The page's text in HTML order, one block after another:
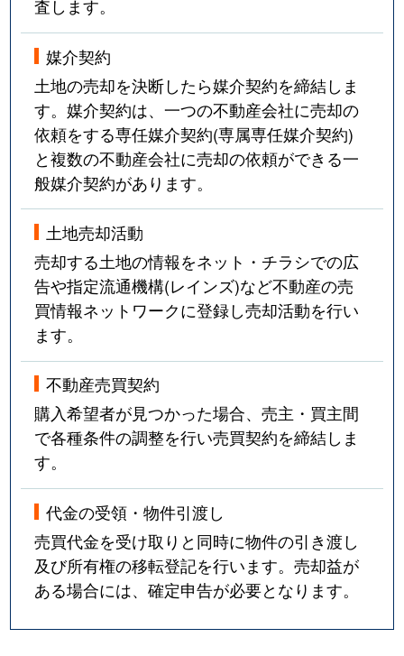
査します。
媒介契約
土地の売却を決断したら媒介契約を締結しま
す。媒介契約は、一つの不動産会社に売却の
依頼をする専任媒介契約(専属専任媒介契約)
と複数の不動産会社に売却の依頼ができる一
般媒介契約があります。
土地売却活動
売却する土地の情報をネット・チラシでの広
告や指定流通機構(レインズ)など不動産の売
買情報ネットワークに登録し売却活動を行い
ます。
不動産売買契約
購入希望者が見つかった場合、売主・買主間
で各種条件の調整を行い売買契約を締結しま
す。
代金の受領・物件引渡し
売買代金を受け取りと同時に物件の引き渡し
及び所有権の移転登記を行います。売却益が
ある場合には、確定申告が必要となります。